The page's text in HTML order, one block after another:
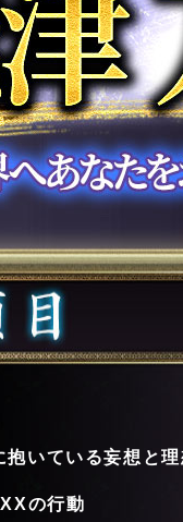
抱いている妄想と
の行動